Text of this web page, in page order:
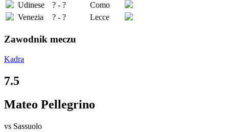
Udinese
? - ?
Como
Venezia
? - ? Lecce
Zawodnik meczu
Kadra
7.5
Mateo Pellegrino
vs Sassuolo